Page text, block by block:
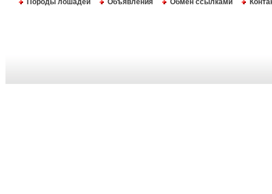
Породы лошадей Объявления Обмен ссылками